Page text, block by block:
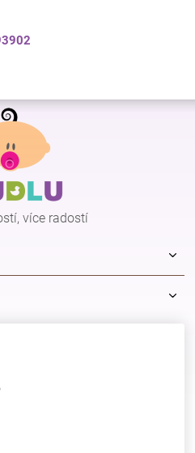
více radostí